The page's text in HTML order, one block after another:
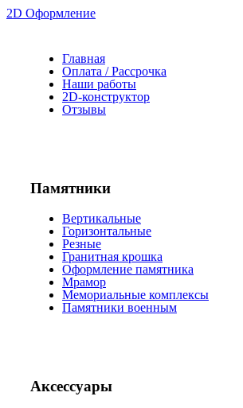
2D Оформление
Главная
Оплата / Рассрочка
Наши работы
2D-конструктор
Отзывы
Памятники
Вертикальные
Горизонтальные
Резные
Гранитная крошка
Оформление памятника
Мрамор
Мемориальные комплексы
Памятники военным
Аксессуары